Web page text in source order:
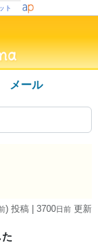
ト
メール
) 投稿 | 3700日前 更新